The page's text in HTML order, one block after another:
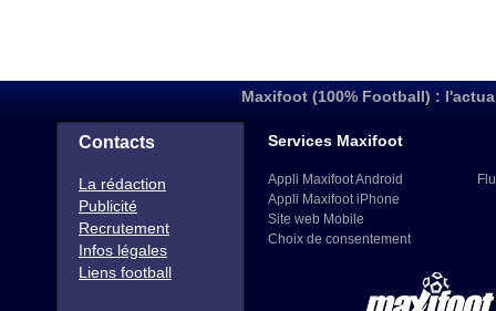
Maxifoot (100% Football) :
Contacts
La rédaction
Publicité
Recrutement
Infos légales
Liens football
Services Maxifoot
Appli Maxifoot Android
Appli Maxifoot iPhone
Site web Mobile
Choix de consentement